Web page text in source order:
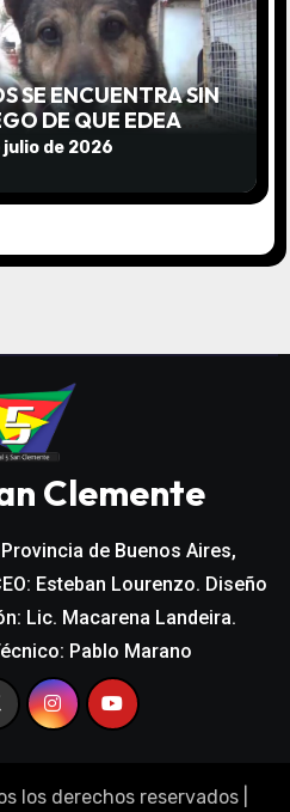
SE ENCUENTRA SIN
DE QUE EDEA
SIN AVISO
julio de 2026
Clemente
de Buenos Aires,
Esteban Lourenzo. Diseño
Lic. Macarena Landeira.
Pablo Marano
los derechos reservados